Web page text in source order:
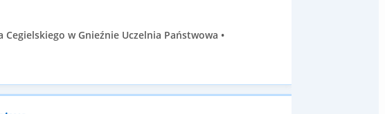
w Gnieźnie Uczelnia Państwowa •